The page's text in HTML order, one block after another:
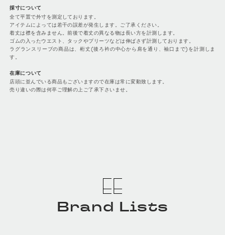
採寸について
全て平置で外寸を測定しております。
アイテムによっては若干の誤差が発生します。ご了承ください。
着丈は襟を含みません。前後で着丈の異なる物は長い方を計測します。
ゴムの入ったウエスト、タックやプリーツなどは伸ばさず計測しております。
ラグランスリーブの商品は、桁丈(後ろ衿の中心から肩を通り、袖口まで)を計測しま
す。
在庫について
店頭に並んでいる商品もございますので在庫は常に変動致します。
売り違いの際は何卒ご理解の上ご了承下さいませ。
Brand Lists